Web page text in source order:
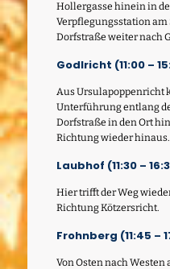
Hollergasse hinein in
Verpflegungsstation am
Dorfstraße weiter nach
Godlricht (11:00 –
Aus Ursulapoppenricht
Unterführung entlang
Dorfstraße in den Ort
Richtung wieder hinaus.
Laubhof (11:30 –
Hier trifft der Weg
Richtung Kötzersricht.
Frohnberg (11:45 –
Von Osten nach